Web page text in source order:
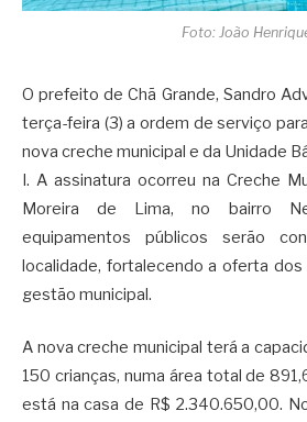
Foto: João
O prefeito de Chã Grande, Sandro
terça-feira (3) a ordem de serviço
nova creche municipal e da Unidade
I. A assinatura ocorreu na Creche
Moreira de Lima, no bairro
equipamentos públicos serão
localidade, fortalecendo a oferta
gestão municipal.
A nova creche municipal terá a
150 crianças, numa área total de
está na casa de R$ 2.340.650,00.